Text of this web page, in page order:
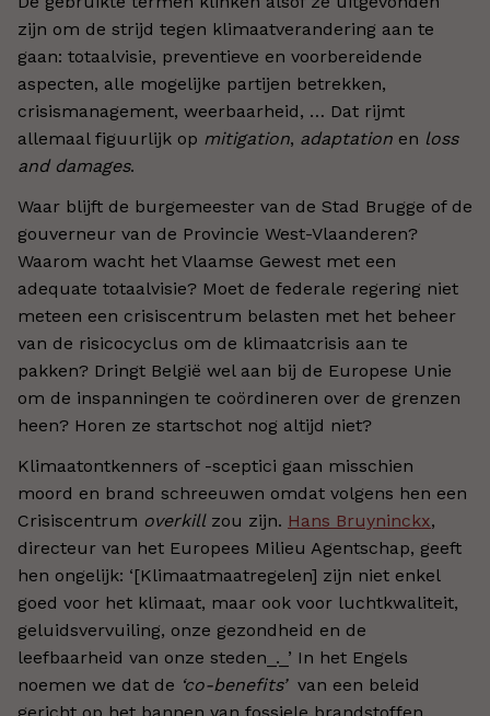
zijn om de strijd tegen klimaatverandering aan te
gaan: totaalvisie, preventieve en voorbereidende
aspecten, alle mogelijke partijen betrekken,
crisismanagement, weerbaarheid, … Dat rijmt
allemaal figuurlijk op mitigation, adaptation en loss
and damages.
Waar blijft de burgemeester van de Stad Brugge of de
gouverneur van de Provincie West-Vlaanderen?
Waarom wacht het Vlaamse Gewest met een
adequate totaalvisie? Moet de federale regering niet
meteen een crisiscentrum belasten met het beheer
van de risicocyclus om de klimaatcrisis aan te
pakken? Dringt België wel aan bij de Europese Unie
om de inspanningen te coördineren over de grenzen
heen? Horen ze startschot nog altijd niet?
Klimaatontkenners of -sceptici gaan misschien
moord en brand schreeuwen omdat volgens hen een
Crisiscentrum overkillzou zijn. Hans Bruyninckx,
directeur van het Europees Milieu Agentschap, geeft
hen ongelijk: ‘[Klimaatmaatregelen] zijn niet enkel
goed voor het klimaat, maar ook voor luchtkwaliteit,
geluidsvervuiling, onze gezondheid en de
leefbaarheid van onze steden_._’ In het Engels
noemen we dat de ‘co-benefits’van een beleid